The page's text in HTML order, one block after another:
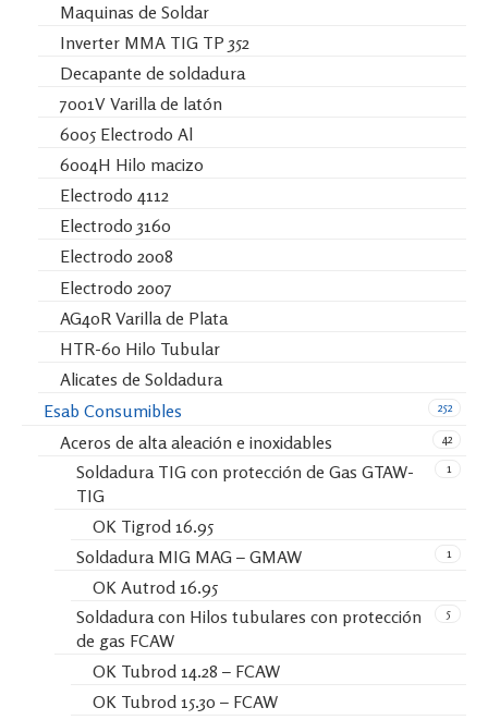
Maquinas de Soldar
Inverter MMA TIG TP 352
Decapante de soldadura
7001V Varilla de latón
6005 Electrodo Al
6004H Hilo macizo
Electrodo 4112
Electrodo 3160
Electrodo 2008
Electrodo 2007
AG40R Varilla de Plata
HTR-60 Hilo Tubular
Alicates de Soldadura
252
Esab Consumibles
42
Aceros de alta aleación e inoxidables
1
Soldadura TIG con protección de Gas GTAW-
TIG
OK Tigrod 16.95
1
Soldadura MIG MAG – GMAW
OK Autrod 16.95
5
Soldadura con Hilos tubulares con protección
de gas FCAW
OK Tubrod 14.28 – FCAW
OK Tubrod 15.30 – FCAW